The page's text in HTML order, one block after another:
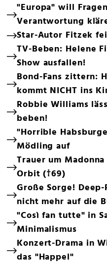
"Europa" will
Verantwortung
Star-Autor Fitzek
TV-Beben: Helene
Show ausfallen!
Bond-Fans zittern:
kommt NICHT ins
Robbie Williams
beben!
"Horrible
Mödling auf
Trauer um
Orbit (†69)
Große Sorge!
nicht mehr auf die
"Così fan tutte" in
Minimalismus
Konzert-Drama in
das "Happel"